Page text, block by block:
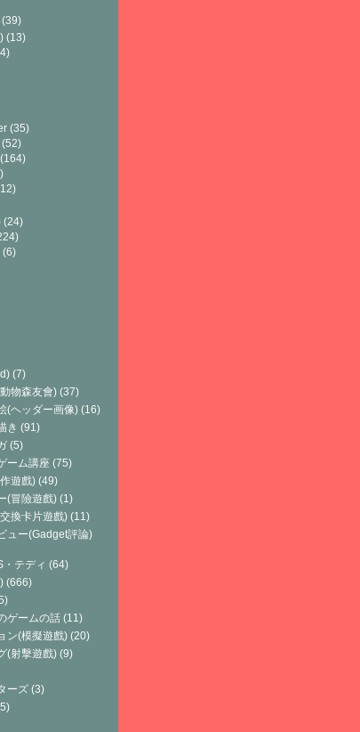
(39)
(13)
(35)
(52)
(24)
(6)
(7)
物森友會) (37)
(ヘッダー画像) (16)
き (91)
(5)
ーム講座 (75)
遊戲) (49)
(冒險遊戲) (1)
換卡片遊戲) (11)
ュー(Gadget評論)
・テディ (64)
(666)
ゲームの話 (11)
ン(模擬遊戲) (20)
(射擊遊戲) (9)
ーズ (3)